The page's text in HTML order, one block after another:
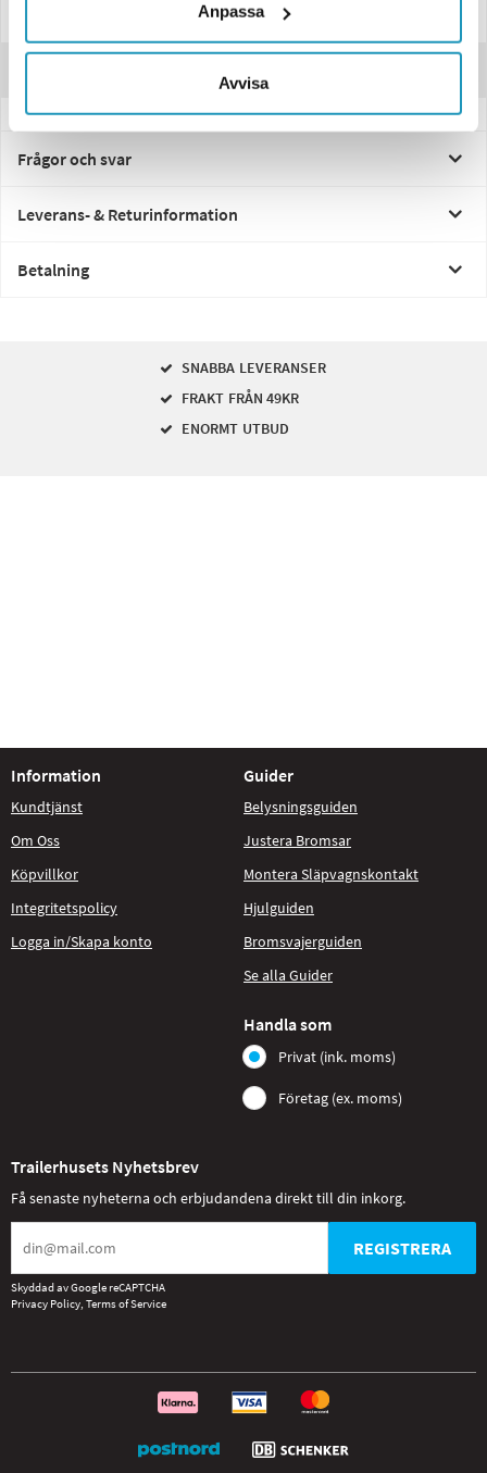
Anpassa
Avvisa
Frågor och svar
Leverans- & Returinformation
Betalning
SNABBA LEVERANSER
FRAKT FRÅN 49KR
ENORMT UTBUD
Information
Kundtjänst
Om Oss
Köpvillkor
Integritetspolicy
Logga in/Skapa konto
Guider
Belysningsguiden
Justera Bromsar
Montera Släpvagnskontakt
Hjulguiden
Bromsvajerguiden
Se alla Guider
Handla som
Privat (ink. moms)
Företag (ex. moms)
Trailerhusets Nyhetsbrev
Få senaste nyheterna och erbjudandena direkt till din inkorg.
REGISTRERA
Skyddad av Google reCAPTCHA
Privacy Policy, Terms of Service